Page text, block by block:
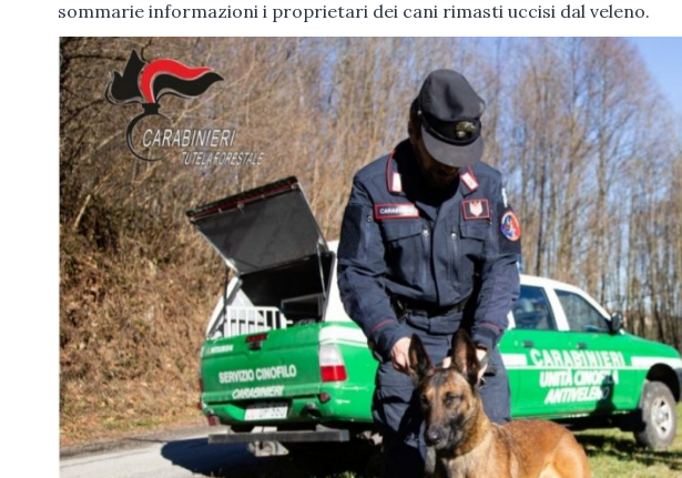
sommarie informazioni i proprietari dei cani rimasti uccisi dal veleno.